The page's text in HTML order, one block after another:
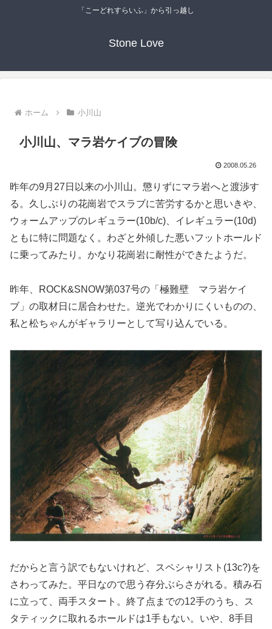
「こーどれすらいふ」から引っ越し
Stone Love
ホーム 小川山
小川山、マラ岩ケイブの冒険
2008.05.26
昨年の9月27日以来の小川山。懲りずにマラ岩へと渡渉す
る。久しぶりの花崗岩でスラブに苦労するかと思いきや、
ウォームアップのレギュラー(10b/c)、イレギュラー(10d)
ともに特に問題なく。わざと外傾した悪いフットホールド
に乗ってみたり。かなり花崗岩に耐性ができたようだ。
昨年、ROCK&SNOW第037号の「極難壁 マラ岩ケイ
ブ」の取材日に居合わせた。逆光でわかりにくいものの、
私と松ちゃんがギャラリーとして写り込んでいる。
だからと言う訳でもないけれど、スペシャリスト(13c?)を
さわってみた。平日なので思う存分ぶらさがれる。積み石
に立って、両手スタート。終了点までの12手のうち、ス
タティックに取れるホールドは1手もない。いや、8手目